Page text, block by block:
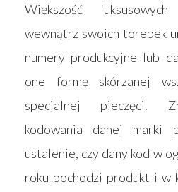
Większość
wewnątrz swoich torebek
numery produkcyjne lub
one formę skórzanej
specjalnej pieczęci.
kodowania danej marki
ustalenie, czy dany kod w
roku pochodzi produkt i w